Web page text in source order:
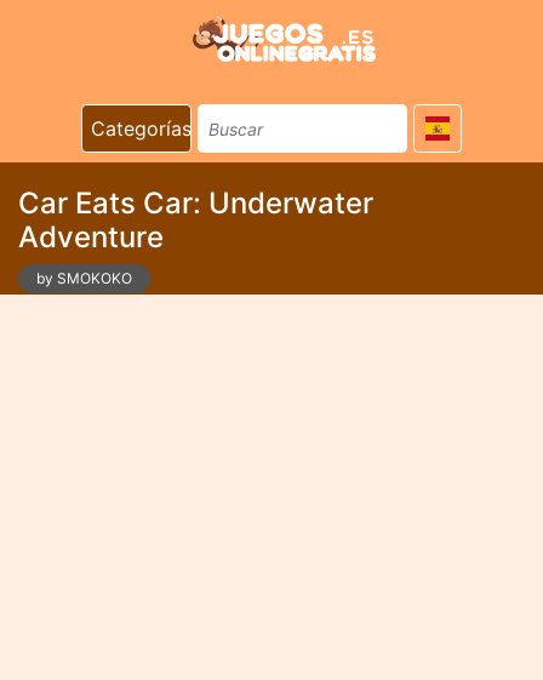
Categorías
Car Eats Car: Underwater
Adventure
by SMOKOKO